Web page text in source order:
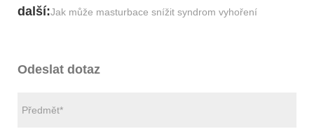
další:Jak může masturbace snížit syndrom vyhoření
Odeslat dotaz